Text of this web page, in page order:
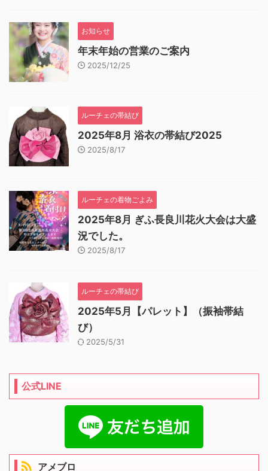
お知らせ
年末年始の営業のご案内
2025/12/25
ルーチェの帯結び
2025年8月 浴衣の帯結び2025
2025/8/17
ルーチェの着物ごよみ
2025年8月 ぎふ長良川花火大会は大盛
況でした。
2025/8/17
ルーチェの帯結び
2025年5月【パレット】（振袖帯結
び）
2025/5/31
公式LINE
アメブロ